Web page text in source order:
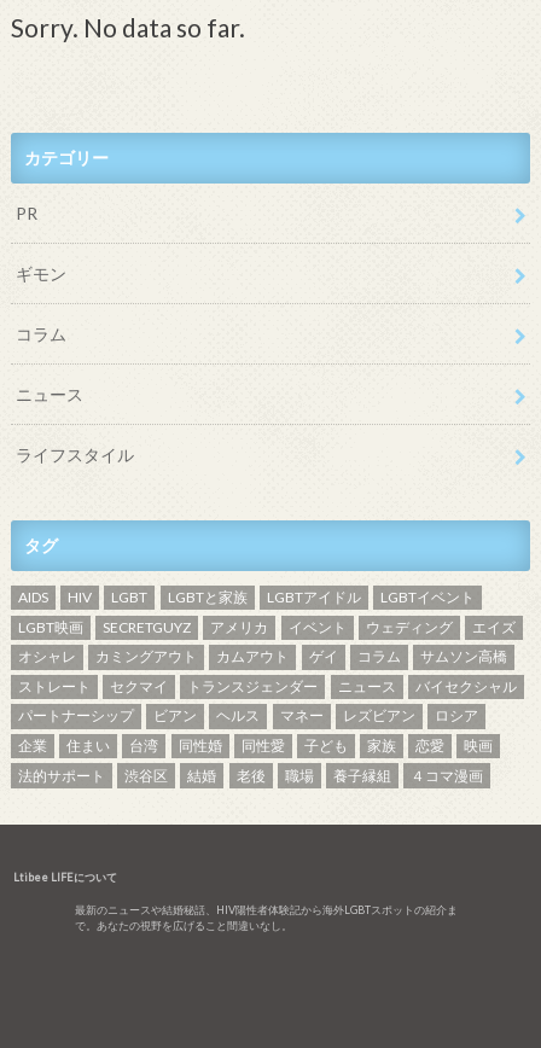
Sorry. No data so far.
カテゴリー
PR
ギモン
コラム
ニュース
ライフスタイル
タグ
AIDS HIV LGBT LGBTと家族 LGBTアイドル
LGBTイベント
LGBT映画
SECRETGUYZ アメリカ イベント ウェディング
エイズ
オシャレ
カミングアウト カムアウト ゲイ コラム
サムソン高橋
ストレート
セクマイ トランスジェンダー ニュース
バイセクシャル
パートナーシップ
ビアン ヘルス マネー レズビアン
ロシア
企業
住まい 台湾 同性婚 同性愛 子ども 家族 恋愛
映画
法的サポート
渋谷区 結婚 老後 職場 養子縁組 ４コマ漫画
Ltibee LIFEについて
最新のニュースや結婚秘話、HIV陽性者体験記から海外LGBTスポットの紹介ま
で。あなたの視野を広げること間違いなし。